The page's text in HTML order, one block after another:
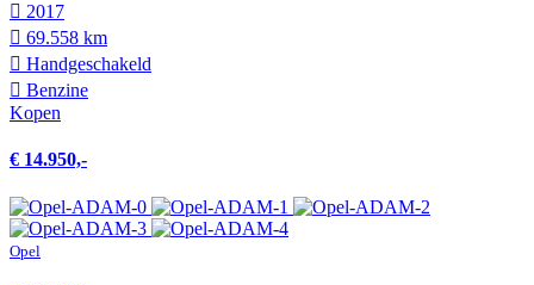
2017
69.558 km
Hand­geschakeld
Benzine
Kopen
€ 14.950,-
Opel